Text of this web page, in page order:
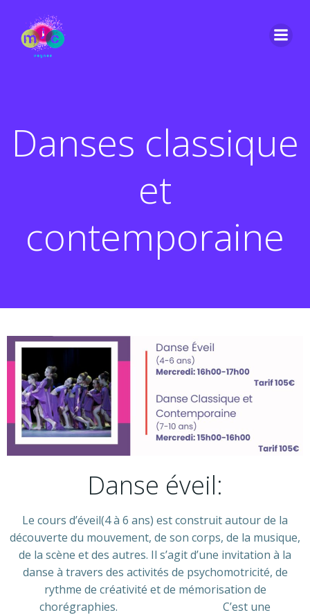
Danses classique
et
contemporaine
Danse éveil:
Le cours d’éveil(4 à 6 ans) est construit autour de la
découverte du mouvement, de son corps, de la musique,
de la scène et des autres. Il s’agit d’une invitation à la
danse à travers des activités de psychomotricité, de
rythme de créativité et de mémorisation de
chorégraphies. C’est une